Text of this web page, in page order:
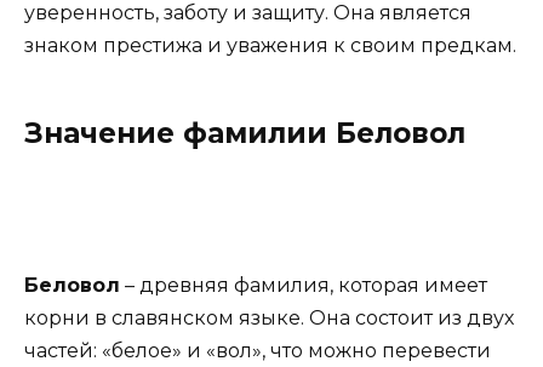
уверенность, заботу и защиту. Она является
знаком престижа и уважения к своим предкам.
Значение фамилии Беловол
Беловол – древняя фамилия, которая имеет
корни в славянском языке. Она состоит из двух
частей: «белое» и «вол», что можно перевести